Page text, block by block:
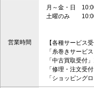
営業時間
月～金・日
土曜のみ
【各種サービス受
「糸巻きサービ
「中古買取受付
「修理・注文受
「ショッピング